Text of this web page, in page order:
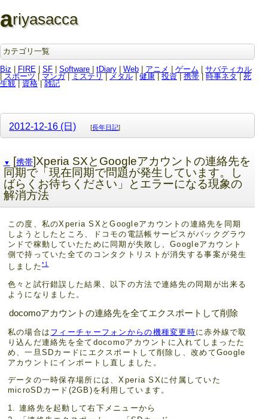
ariyasacca
カテゴリ一覧
Biz
FIRE SF Software tDiary Web アニメ ゲーム
サバティカル
スポーツ | マンガ| ミステリ メタル 健康 投資 携帯 | 時事ネタ
死
生観
資格| 雑記
2012-12-16 (日) [長年日記]
▼ [携帯]Xperia SXとGoogleアカウントの連絡先を
同期で「現在同期で問題が発生しています。し
ばらくお待ちください」とエラーになる現象の
解消方法
この度、私のXperia SXとGoogleアカウントの連絡先を同期
しようとしたところ、ドコモの電話帳サービスがバックグラウ
ンドで稼動していたために同期が失敗し、Googleアカウント
側で持っていた全てのコンタクトリストが消失する事案が発生
しました *1
色々と試行錯誤した結果、以下の方法で連絡先の同期が出来る
ようになりました。
docomoアカウントの連絡先を全てエクスポートして削除
私の場合は フィーチャーフォンからの機種変更時に赤外線で取
り込んだ連絡先を全てdocomoアカウントに入れてしまったた
め、一旦SDカードにエクスポートして削除し、改めてGoogle
アカウントにインポートし直しました。
データの一時保存場所には、Xperia SXに付属していた
microSDカード(2GB)を利用しています。
連絡先を起動して右下メニューから